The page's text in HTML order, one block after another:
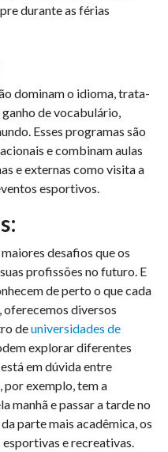
durante as férias
dominam o idioma, trata-
de vocabulário,
Esses programas são
e combinam aulas
e externas como visita a
esportivos.
desafios que os
profissões no futuro. E
de perto o que cada
diversos
deuniversidades de
explorar diferentes
em dúvida entre
por exemplo, tem a
manhã e passar a tarde no
parte mais acadêmica, os
e recreativas.